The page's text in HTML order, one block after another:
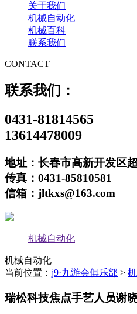
关于我们
机械自动化
机械百科
联系我们
CONTACT
联系我们：
0431-81814565
13614478009
地址：长春市高新开发区
传真：0431-85810581
信箱：jltkxs@163.com
机械自动化
机械自动化
当前位置： j9·九游会俱乐部 >
瑞松科技焦点手艺人员谢